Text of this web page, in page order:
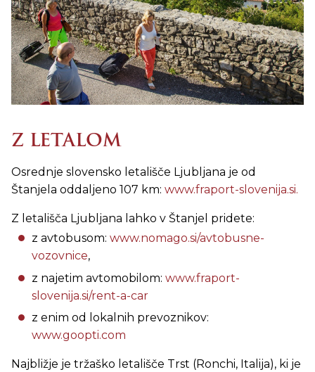
Z LETALOM
Osrednje slovensko letališče Ljubljana je od
Štanjela oddaljeno 107 km: www.fraport-slovenija.si.
Z letališča Ljubljana lahko v Štanjel pridete:
z avtobusom: www.nomago.si/avtobusne-
vozovnice,
z najetim avtomobilom: www.fraport-
slovenija.si/rent-a-car
z enim od lokalnih prevoznikov:
www.goopti.com
Najbližje je tržaško letališče Trst (Ronchi, Italija), ki je